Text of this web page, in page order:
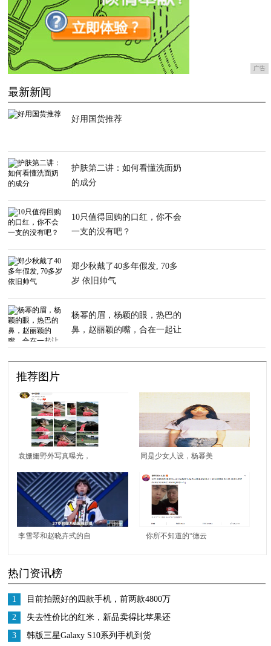
广告
最新新闻
好用国货推荐
护肤第二讲：如何看懂洗面奶
的成分
10只值得回购的口红，你不会
一支的没有吧？
郑少秋戴了40多年假发, 70多
岁 依旧帅气
杨幂的眉，杨颖的眼，热巴的
鼻，赵丽颖的嘴，合在一起让
推荐图片
袁姗姗野外写真曝光，
曾受网络暴力现华丽翻
身，感情之路扑朔迷离
同是少女人设，杨幂美
艳、赵丽颖娇俏、毛晓
彤甜美，谁更胜一筹？
李雪琴和赵晓卉式的自
美，但我依然自信
你所不知道的“德云
热门资讯榜
1
目前拍照好的四款手机，前两款4800万
像素，最后一款能拍月亮
2
失去性价比的红米，新品卖得比苹果还
贵，宣传已被网友玩坏！
3 韩版三星Galaxy S10系列手机到货